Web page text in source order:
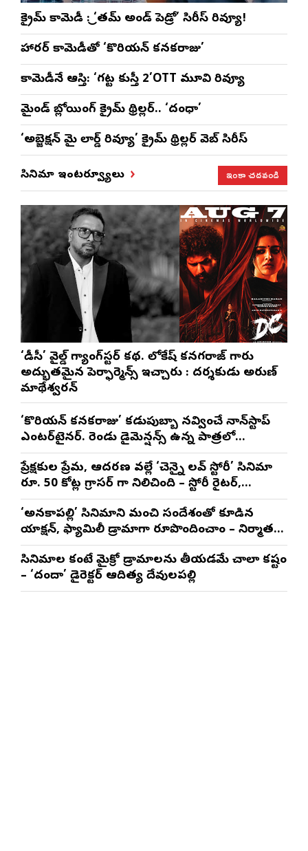
క్రైమ్ కామెడీ : ‘ప్రీతమ్ అండ్ పెడ్రో’ సిరీస్ రివ్యూ!
హారర్ కామెడీతో ‘కొరియన్ కనకరాజు’
కామెడీనే ఆస్తి: ‘గట్ట కుస్తీ 2’OTT మూవి రివ్యూ
మైండ్ బ్లోయింగ్ క్రైమ్ థ్రిల్లర్.. ‘దంధా’
‘అబ్జెక్ష‌న్ మై లార్డ్ రివ్యూ’ క్రైమ్ థ్రిల్ల‌ర్ వెబ్ సిరీస్
సినిమా ఇంటర్వ్యూలు ఇంకా చదవండి
‘డీసీ’ వైల్డ్ గ్యాంగ్‌స్టర్ కథ. లోకేష్ కనగరాజ్ గారు
అద్భుతమైన పెర్ఫార్మెన్స్ ఇచ్చారు : దర్శకుడు అరుణ్
మాథేశ్వరన్
‘కొరియన్ కనకరాజు’ కడుపుబ్బా నవ్వించే నాన్‌స్టాప్
ఎంటర్‌టైనర్. రెండు డైమెన్షన్స్ ఉన్న పాత్రలో
నటించడం చాలా సంతృప్తినిచ్చింది : వరుణ్ తేజ్
ప్రేక్షకుల ప్రేమ, ఆదరణ వల్లే ‘చెన్నై లవ్ స్టోరీ’ సినిమా
రూ. 50 కోట్ల గ్రాసర్ గా నిలిచింది – స్టోరీ రైటర్,
ప్రొడ్యూసర్ సాయి రాజేష్
‘అనకాపల్లి’ సినిమాని మంచి సందేశంతో కూడిన
యాక్షన్, ఫ్యామిలీ డ్రామాగా రూపొందించాం – నిర్మాతలు
త్రినాథరావు నక్కిన, కాండ్రేగుల నాయుడు
సినిమాల కంటే మైక్రో డ్రామాలను తీయడమే చాలా కష్టం
– ‘దందా’ డైరెక్ట‌ర్ ఆదిత్య దేవులపల్లి